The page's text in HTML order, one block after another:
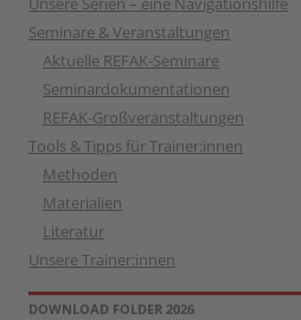
Seminare & Veranstaltungen
Aktuelle REFAK-Seminare
Seminardokumentationen
REFAK-Großveranstaltungen
Tools & Tipps für Trainer:innen
Methoden
Materialien
Literatur
Unsere Trainer:innen
DOWNLOAD FOLDER 2026